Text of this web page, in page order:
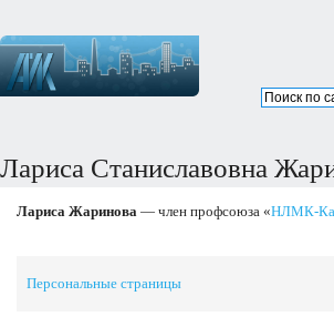
Лариса Станиславовна
Лариса Жаринова — член профсоюза «НЛМК-
Персональные страницы